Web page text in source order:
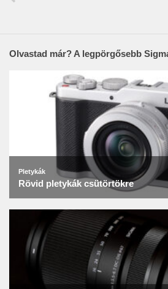
Olvastad már? A legpörgősebb